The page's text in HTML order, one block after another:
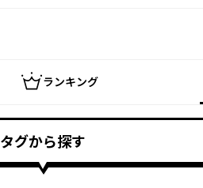
ランキング
タグから探す